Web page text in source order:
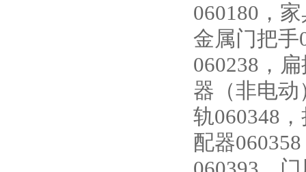
060180，
金属门把手
060238，
器（非电动
轨060348
配器